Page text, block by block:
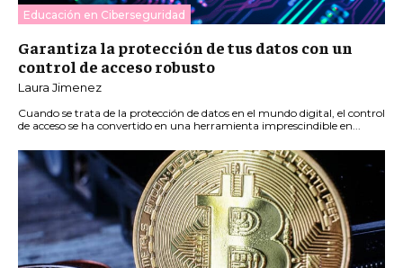
Educación en Ciberseguridad
Garantiza la protección de tus datos con un
control de acceso robusto
Laura Jimenez
Cuando se trata de la protección de datos en el mundo digital, el control
de acceso se ha convertido en una herramienta imprescindible en...